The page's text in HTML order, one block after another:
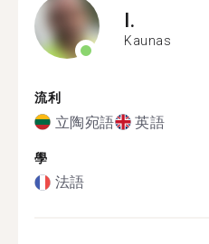
I.
Kaunas
流利
立陶宛語 英語
學
法語